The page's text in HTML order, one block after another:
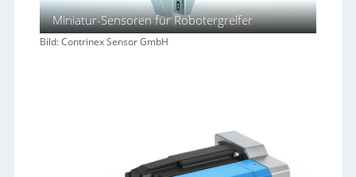
Miniatur-Sensoren für Robotergreifer
Bild: Contrinex Sensor GmbH